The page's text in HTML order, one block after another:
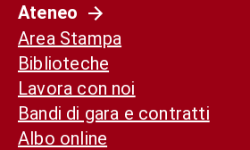
Ateneo
Area Stampa
Biblioteche
Lavora con noi
Bandi di gara e contratti
Albo online